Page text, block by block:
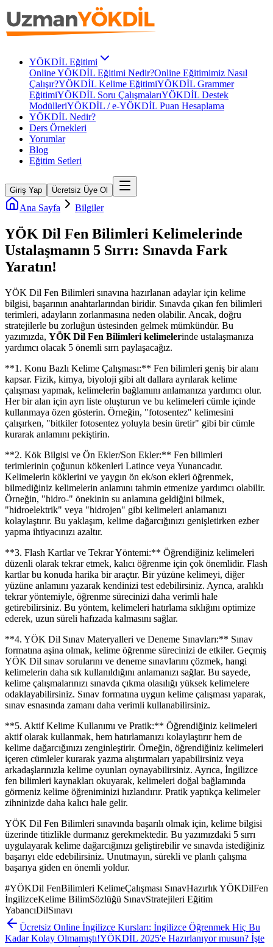
YÖKDİL Eğitimi
Online YÖKDİL Eğitimi Nedir?Online Eğitimimiz Nasıl
Çalışır?YÖKDİL Kelime EğitimiYÖKDİL Grammer
EğitimiYÖKDİL Soru ÇalışmalarıYÖKDİL Destek
ModülleriYÖKDİL / e-YÖKDİL Puan Hesaplama
YÖKDİL Nedir?
Ders Örnekleri
Yorumlar
Blog
Eğitim Setleri
Giriş Yap Ücretsiz Üye Ol
Ana Sayfa Bilgiler
YÖK Dil Fen Bilimleri Kelimelerinde
Ustalaşmanın 5 Sırrı: Sınavda Fark
Yaratın!
YÖK Dil Fen Bilimleri sınavına hazırlanan adaylar için kelime
bilgisi, başarının anahtarlarından biridir. Sınavda çıkan fen bilimleri
terimleri, adayların zorlanmasına neden olabilir. Ancak, doğru
stratejilerle bu zorluğun üstesinden gelmek mümkündür. Bu
yazımızda, YÖK Dil Fen Bilimleri kelimelerinde ustalaşmanıza
yardımcı olacak 5 önemli sırrı paylaşacağız.
**1. Konu Bazlı Kelime Çalışması:** Fen bilimleri geniş bir alanı
kapsar. Fizik, kimya, biyoloji gibi alt dallara ayrılarak kelime
çalışması yapmak, kelimelerin bağlamını anlamanıza yardımcı olur.
Her bir alan için ayrı liste oluşturun ve bu kelimeleri cümle içinde
kullanmaya özen gösterin. Örneğin, "fotosentez" kelimesini
çalışırken, "bitkiler fotosentez yoluyla besin üretir" gibi bir cümle
kurarak anlamını pekiştirin.
**2. Kök Bilgisi ve Ön Ekler/Son Ekler:** Fen bilimleri
terimlerinin çoğunun kökenleri Latince veya Yunancadır.
Kelimelerin köklerini ve yaygın ön ek/son ekleri öğrenmek,
bilmediğiniz kelimelerin anlamını tahmin etmenize yardımcı olabilir.
Örneğin, "hidro-" önekinin su anlamına geldiğini bilmek,
"hidroelektrik" veya "hidrojen" gibi kelimeleri anlamanızı
kolaylaştırır. Bu yaklaşım, kelime dağarcığınızı genişletirken ezber
yapma ihtiyacınızı azaltır.
**3. Flash Kartlar ve Tekrar Yöntemi:** Öğrendiğiniz kelimeleri
düzenli olarak tekrar etmek, kalıcı öğrenme için çok önemlidir. Flash
kartlar bu konuda harika bir araçtır. Bir yüzüne kelimeyi, diğer
yüzüne anlamını yazarak kendinizi test edebilirsiniz. Ayrıca, aralıklı
tekrar yöntemiyle, öğrenme sürecinizi daha verimli hale
getirebilirsiniz. Bu yöntem, kelimeleri hatırlama sıklığını optimize
ederek, uzun süreli hafızada kalmasını sağlar.
**4. YÖK Dil Sınav Materyalleri ve Deneme Sınavları:** Sınav
formatına aşina olmak, kelime öğrenme sürecinizi de etkiler. Geçmiş
YÖK Dil sınav sorularını ve deneme sınavlarını çözmek, hangi
kelimelerin daha sık kullanıldığını anlamanızı sağlar. Bu sayede,
kelime çalışmalarınızı sınavda çıkma olasılığı yüksek kelimelere
odaklayabilirsiniz. Sınav formatına uygun kelime çalışması yaparak,
sınav esnasında zamanı daha verimli kullanabilirsiniz.
**5. Aktif Kelime Kullanımı ve Pratik:** Öğrendiğiniz kelimeleri
aktif olarak kullanmak, hem hatırlamanızı kolaylaştırır hem de
kelime dağarcığınızı zenginleştirir. Örneğin, öğrendiğiniz kelimeleri
içeren cümleler kurarak yazma alıştırmaları yapabilirsiniz veya
arkadaşlarınızla kelime oyunları oynayabilirsiniz. Ayrıca, İngilizce
fen bilimleri kaynakları okuyarak, kelimeleri doğal bağlamında
görmeniz kelime öğreniminizi hızlandırır. Pratik yaptıkça kelimeler
zihninizde daha kalıcı hale gelir.
YÖK Dil Fen Bilimleri sınavında başarılı olmak için, kelime bilgisi
üzerinde titizlikle durmanız gerekmektedir. Bu yazımızdaki 5 sırrı
uygulayarak kelime dağarcığınızı geliştirebilir ve sınavda istediğiniz
başarıyı elde edebilirsiniz. Unutmayın, sürekli ve planlı çalışma
başarıya giden en önemli yoldur.
#YÖKDil FenBilimleri KelimeÇalışması SınavHazırlık YÖKDilFen
İngilizceKelime BilimSözlüğü SınavStratejileri Eğitim
YabancıDilSınavı
Ücretsiz Online İngilizce Kursları: İngilizce Öğrenmek Hiç Bu
Kadar Kolay Olmamıştı!YÖKDİL 2025'e Hazırlanıyor musun? İşte